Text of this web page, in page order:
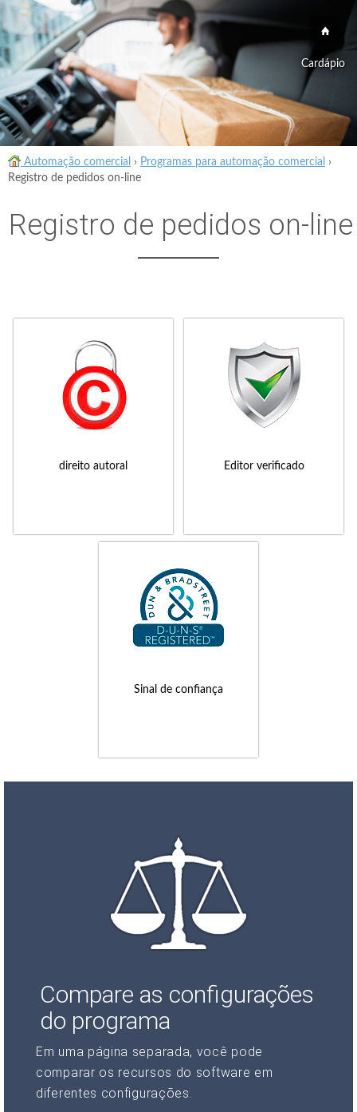
Cardápio
Automação comercial › Programas para automação comercial
›
Registro de pedidos on-line
Registro de pedidos on-line
direito autoral Editor verificado
Sinal de confiança
Compare as configurações
do programa
Em uma página separada, você pode
comparar os recursos do software em
diferentes configurações.